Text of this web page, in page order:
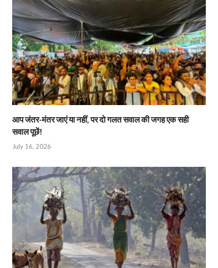
आप जंतर-मंतर जाएं या नहीं, पर दो गलत सवाल की जगह एक सही
सवाल पूछें!
July 16, 2026